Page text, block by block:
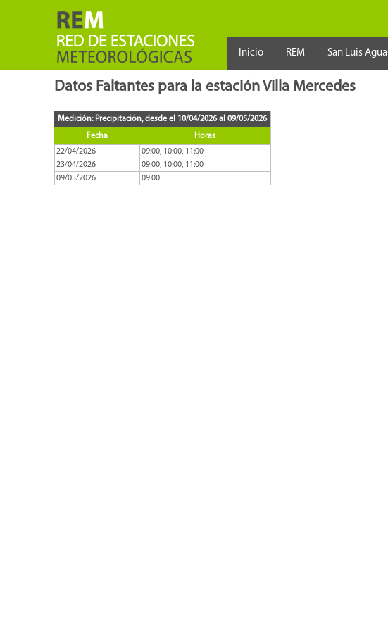
Inicio REM San Luis Agua
Datos Faltantes para la estación Villa Mercedes
Medición: Precipitación, desde el 10/04/2026 al 09/05/2026
Fecha
Horas
22/04/2026
09:00, 10:00, 11:00
23/04/2026
09:00, 10:00, 11:00
09/05/2026
09:00